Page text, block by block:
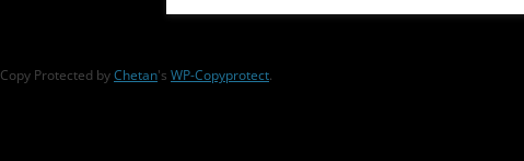
Copy Protected by Chetan's WP-Copyprotect.